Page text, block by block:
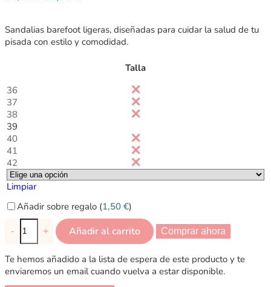
Sandalias barefoot ligeras, diseñadas para cuidar la salud de tu
pisada con estilo y comodidad.
Talla
36
37
38
39
40
41
42
Limpiar
Añadir sobre regalo (1,50 €)
- + Añadir al carrito Comprar ahora
Te hemos añadido a la lista de espera de este producto y te
enviaremos un email cuando vuelva a estar disponible.